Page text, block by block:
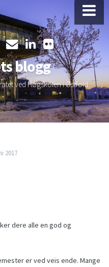
blogg
ved Høgskolen i Østfold.
2017
dere alle en god og
er ved veis ende. Mange